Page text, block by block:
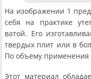
На изображении 1
себя на практике
ватой. Его
твердых плит или в
По объему применения
Этот материал